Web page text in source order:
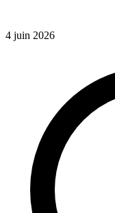
4 juin 2026